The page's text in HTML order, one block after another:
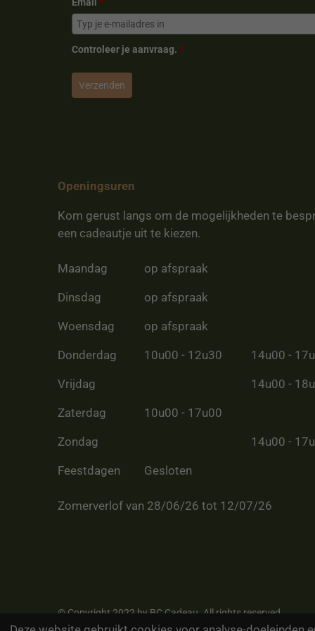
Controleer je aanvraag. *
Verzenden
Openingsuren
Kom gerust langs om de mogelijkheden te
een cadeautje uit te kiezen.
Maandag op afspraak
Dinsdag op afspraak
Woensdag op afspraak
Donderdag 10u00 - 12u30 14u00 -
Vrijdag 14u00 -
Zaterdag 10u00 - 17u00
Zondag 14u00 -
Feestdagen Gesloten
Zomerverlof van 28/06/26 tot 12/07/26
© Copyright 2022 by BC Cadeau. All rights reserved